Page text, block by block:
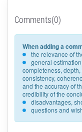
Comments(0)
When adding a
the relevance of
general
completeness,
consistency,
and the accuracy of
credibility of the
disadvantages,
questions and